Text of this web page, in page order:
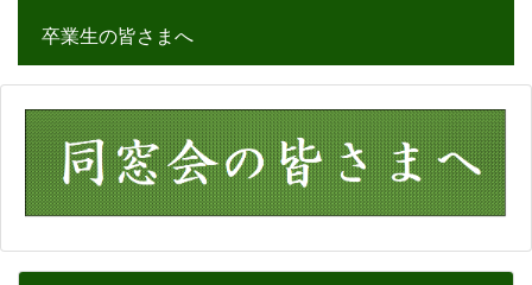
卒業生の皆さまへ